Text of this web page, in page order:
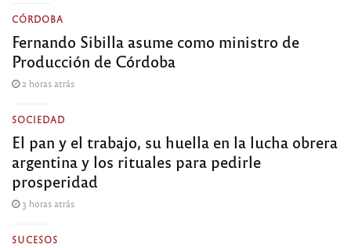
CÓRDOBA
Fernando Sibilla asume como ministro de
Producción de Córdoba
2 horas atrás
SOCIEDAD
El pan y el trabajo, su huella en la lucha obrera
argentina y los rituales para pedirle
prosperidad
3 horas atrás
SUCESOS